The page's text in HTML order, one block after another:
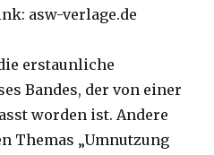
asw-verlage.de
erstaunliche
Bandes, der von einer
worden ist. Andere
Themas „Umnutzung